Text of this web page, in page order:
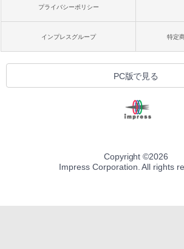
プライバシーポリシー
インプレスグループ 特定
PC版で見る
Copyright ©2026
Impress Corporation. All rights